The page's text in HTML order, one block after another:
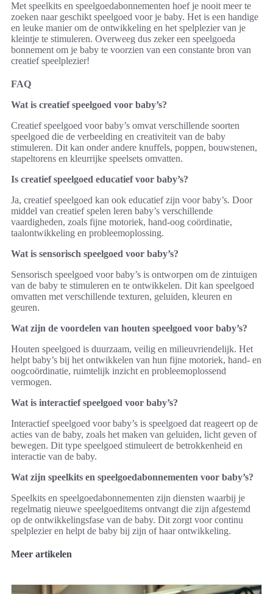
Met speelkits en speelgoedabonnementen hoef je nooit meer te
zoeken naar geschikt speelgoed voor je baby. Het is een handige
en leuke manier om de ontwikkeling en het spelplezier van je
kleintje te stimuleren. Overweeg dus zeker een speelgoeda
bonnement om je baby te voorzien van een constante bron van
creatief speelplezier!
FAQ
Wat is creatief speelgoed voor baby’s?
Creatief speelgoed voor baby’s omvat verschillende soorten
speelgoed die de verbeelding en creativiteit van de baby
stimuleren. Dit kan onder andere knuffels, poppen, bouwstenen,
stapeltorens en kleurrijke speelsets omvatten.
Is creatief speelgoed educatief voor baby’s?
Ja, creatief speelgoed kan ook educatief zijn voor baby’s. Door
middel van creatief spelen leren baby’s verschillende
vaardigheden, zoals fijne motoriek, hand-oog coördinatie,
taalontwikkeling en probleemoplossing.
Wat is sensorisch speelgoed voor baby’s?
Sensorisch speelgoed voor baby’s is ontworpen om de zintuigen
van de baby te stimuleren en te ontwikkelen. Dit kan speelgoed
omvatten met verschillende texturen, geluiden, kleuren en
geuren.
Wat zijn de voordelen van houten speelgoed voor baby’s?
Houten speelgoed is duurzaam, veilig en milieuvriendelijk. Het
helpt baby’s bij het ontwikkelen van hun fijne motoriek, hand- en
oogcoördinatie, ruimtelijk inzicht en probleemoplossend
vermogen.
Wat is interactief speelgoed voor baby’s?
Interactief speelgoed voor baby’s is speelgoed dat reageert op de
acties van de baby, zoals het maken van geluiden, licht geven of
bewegen. Dit type speelgoed stimuleert de betrokkenheid en
interactie van de baby.
Wat zijn speelkits en speelgoedabonnementen voor baby’s?
Speelkits en speelgoedabonnementen zijn diensten waarbij je
regelmatig nieuwe speelgoeditems ontvangt die zijn afgestemd
op de ontwikkelingsfase van de baby. Dit zorgt voor continu
spelplezier en helpt de baby bij zijn of haar ontwikkeling.
Meer artikelen